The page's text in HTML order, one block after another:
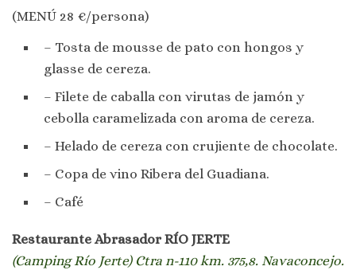
(MENÚ 28 €/persona)
– Tosta de mousse de pato con hongos y
glasse de cereza.
– Filete de caballa con virutas de jamón y
cebolla caramelizada con aroma de cereza.
– Helado de cereza con crujiente de chocolate.
– Copa de vino Ribera del Guadiana.
– Café
Restaurante Abrasador RÍO JERTE
(Camping Río Jerte) Ctra n-110 km. 375,8. Navaconcejo.